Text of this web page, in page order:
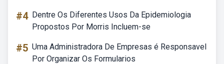
#4 Dentre Os Diferentes Usos Da Epidemiologia
Propostos Por Morris Incluem-se
#5 Uma Administradora De Empresas é Responsavel
Por Organizar Os Formularios